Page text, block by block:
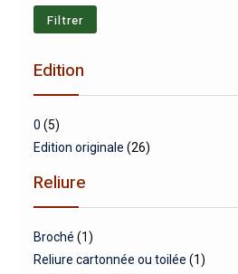
Filtrer
Edition
0 (5)
Edition originale (26)
Reliure
Broché (1)
Reliure cartonnée ou toilée (1)